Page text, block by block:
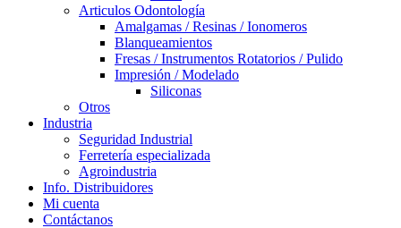
Articulos Odontología
Amalgamas / Resinas / Ionomeros
Blanqueamientos
Fresas / Instrumentos Rotatorios / Pulido
Impresión / Modelado
Siliconas
Otros
Industria
Seguridad Industrial
Ferretería especializada
Agroindustria
Info. Distribuidores
Mi cuenta
Contáctanos